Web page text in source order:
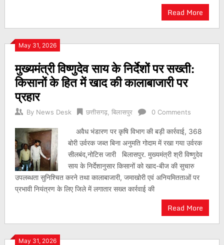
Read More
May 31, 2026
मुख्यमंत्री विष्णुदेव साय के निर्देशों पर सख्ती:
किसानों के हित में खाद की कालाबाजारी पर
प्रहार
By News Desk छत्तीसगढ़, बिलासपुर 0 Comments
अवैध भंडारण पर कृषि विभाग की बड़ी कार्रवाई, 368
बोरी उर्वरक जब्त बिना अनुमति गोदाम में रखा गया उर्वरक
सीलबंद,नोटिस जारी बिलासपुर. मुख्यमंत्री श्री विष्णुदेव
साय के निर्देशानुसार किसानों को खाद-बीज की सुचारु
उपलब्धता सुनिश्चित करने तथा कालाबाजारी, जमाखोरी एवं अनियमितताओं पर
प्रभावी नियंत्रण के लिए जिले में लगातार सख्त कार्रवाई की
Read More
May 31, 2026